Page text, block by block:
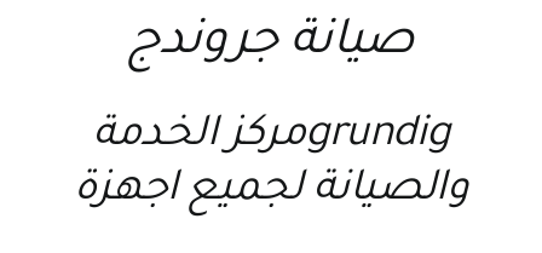
صيانة جروندج
grundigمركز الخدمة
والصيانة لجميع اجهزة